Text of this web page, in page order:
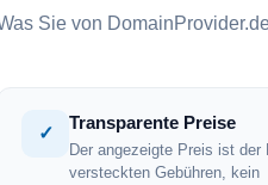
Sie von
✓
Transparente Preise
Der angezeigte Preis ist der
versteckten Gebühren, kein